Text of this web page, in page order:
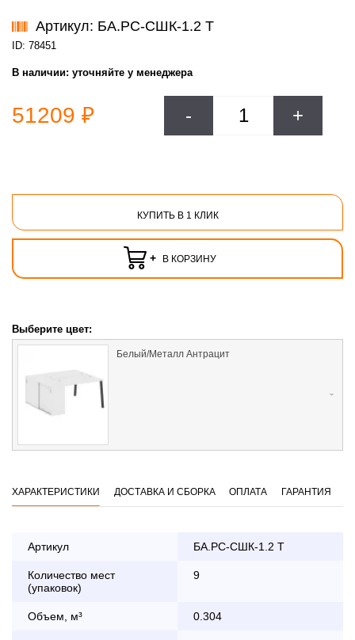
Артикул: БА.РС-СШК-1.2 Т
ID: 78451
В наличии: уточняйте у менеджера
51209 ₽ - +
КУПИТЬ В 1 КЛИК
+ В КОРЗИНУ
Выберите цвет:
Белый/Металл Антрацит
ХАРАКТЕРИСТИКИ ДОСТАВКА И СБОРКА ОПЛАТА ГАРАНТИЯ
Артикул БА.РС-СШК-1.2 Т
Количество мест
(упаковок)
9
Объем, м³ 0.304
заказа банковской картой